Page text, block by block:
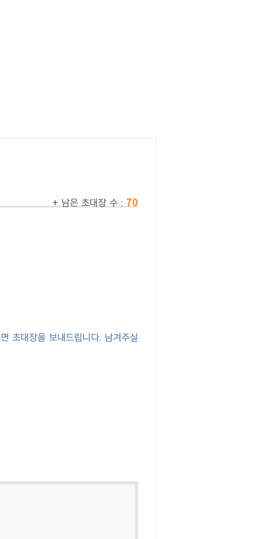
+ 남은 초대장 수 :70
초대장을 보내드립니다. 남겨주실